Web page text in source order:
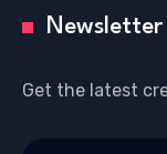
Newsletter
Get the latest